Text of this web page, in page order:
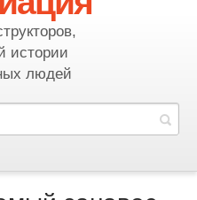
людей